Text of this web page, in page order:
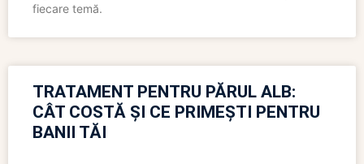
fiecare temă.
TRATAMENT PENTRU PĂRUL ALB:
CÂT COSTĂ ȘI CE PRIMEȘTI PENTRU
BANII TĂI